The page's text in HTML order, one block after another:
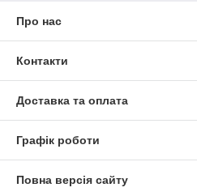
Про нас
Контакти
Доставка та оплата
Графік роботи
Повна версія сайту